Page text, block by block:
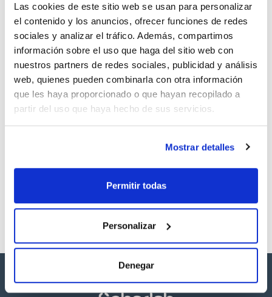
Las cookies de este sitio web se usan para personalizar
el contenido y los anuncios, ofrecer funciones de redes
sociales y analizar el tráfico. Además, compartimos
información sobre el uso que haga del sitio web con
nuestros partners de redes sociales, publicidad y análisis
web, quienes pueden combinarla con otra información
que les haya proporcionado o que hayan recopilado a
partir del uso que haya hecho de sus servicios.
Mostrar detalles
Permitir todas
Personalizar
Denegar
Las columnas EZ están diseñadas para adaptarse a todas
las aplicaciones cromatográficas de un laboratorio. Son
aptas para usar con medios acuosos y las EZ Solvent plus
con los disolventes utilizados en cromatografia líquida o en
la purificación de proteínas.
Los terminales pueden ser fijos (F) o ajustables (A).
Columnas completas. Incluye: tubo de vdrio de las
dimensiones elegidas con los dos terminales elgidos
preensamblados con fritados de 25µm PE.
Si se requieren temperaturas altas, las columnas HIT son la
Estan disponibles tambien columnas de recambio, o-rings y
consultas@scharlab.com
Documentación técnica
TDS / Ficha técnica
descargas
COA
Regístrate para
descargas
SDS/ Hoja de seguridad
Regístrate para
descargas
Los productos marcados con esta imagen son
productos marca Scharlau habitualmente en stock,